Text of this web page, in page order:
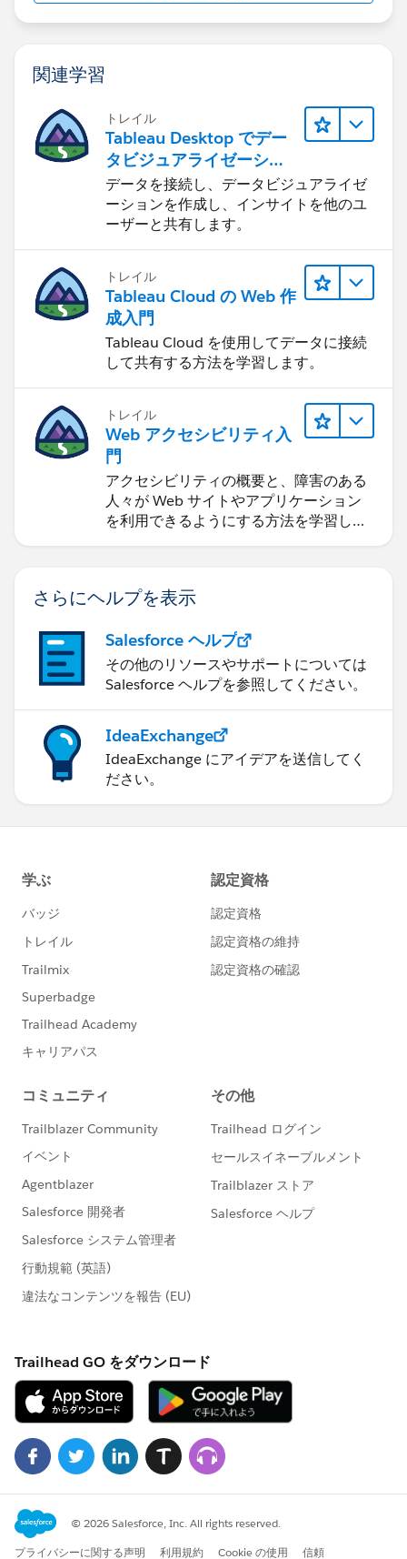
関連学習
トレイル
Tableau Desktop でデー
タビジュアライゼーショ
ンをはじめる
データを接続し、データビジュアライゼ
ーションを作成し、インサイトを他のユ
ーザーと共有します。
トレイル
Tableau Cloud の Web 作
成入門
Tableau Cloud を使用してデータに接続
して共有する方法を学習します。
トレイル
Web アクセシビリティ入
門
アクセシビリティの概要と、障害のある
人々が Web サイトやアプリケーション
を利用できるようにする方法を学習しま
さらにヘルプを表示
Salesforce ヘルプ
その他のリソースやサポートについては
Salesforce ヘルプを参照してください。
IdeaExchange
IdeaExchange にアイデアを送信してく
ださい。